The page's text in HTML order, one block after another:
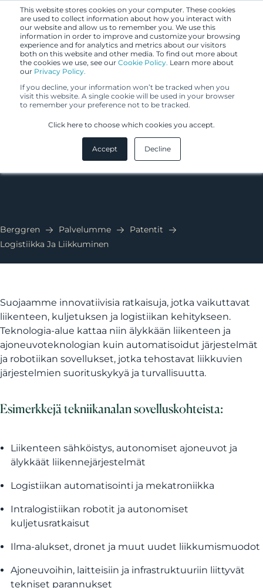
This website stores cookies on your computer. These cookies
are used to collect information about how you interact with
our website and allow us to remember you. We use this
information in order to improve and customize your browsing
experience and for analytics and metrics about our visitors
both on this website and other media. To find out more about
the cookies we use, see our Cookie Policy. Learn more about
our Privacy Policy.
If you decline, your information won’t be tracked when you
visit this website. A single cookie will be used in your browser
to remember your preference not to be tracked.
Click here to choose which cookies you accept.
Accept Decline
Logistiikka ja
liikkuminen
Berggren Palvelumme
Patentit
Logistiikka Ja Liikkuminen
Suojaamme innovatiivisia ratkaisuja, jotka vaikuttavat
liikenteen, kuljetuksen ja logistiikan kehitykseen.
Teknologia-alue kattaa niin älykkään liikenteen ja
ajoneuvoteknologian kuin automatisoidut järjestelmät
ja robotiikan sovellukset, jotka tehostavat liikkuvien
järjestelmien suorituskykyä ja turvallisuutta.
Esimerkkejä tekniikanalan sovelluskohteista:
Liikenteen sähköistys, autonomiset ajoneuvot ja
älykkäät liikennejärjestelmät
Logistiikan automatisointi ja mekatroniikka
Intralogistiikan robotit ja autonomiset
kuljetusratkaisut
Ilma-alukset, dronet ja muut uudet liikkumismuodot
Ajoneuvoihin, laitteisiin ja infrastruktuuriin liittyvät
tekniset parannukset